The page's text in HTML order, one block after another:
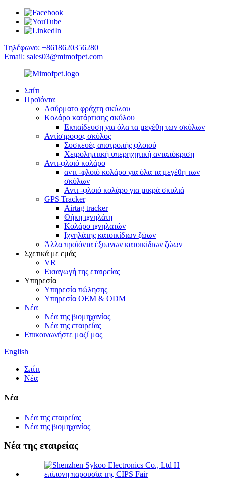
Τηλέφωνο: +8618620356280
Email: sales03@mimofpet.com
Σπίτι
Προϊόντα
Ασύρματο φράχτη σκύλου
Κολάρο κατάρτισης σκύλου
Εκπαίδευση για όλα τα μεγέθη των σκύλων
Αντίστροφος σκύλος
Συσκευές αποτροπής φλοιού
Χειροληπτική υπερηχητική ανταπόκριση
Αντι-φλοιό κολάρο
αντι -φλοιό κολάρο για όλα τα μεγέθη των
σκύλων
Αντι -φλοιό κολάρο για μικρά σκυλιά
GPS Tracker
Airtag tracker
Θήκη ιχνηλάτη
Κολάρο ιχνηλατών
Ιχνηλάτης κατοικίδιων ζώων
Άλλα προϊόντα έξυπνων κατοικίδιων ζώων
Σχετικά με εμάς
VR
Εισαγωγή της εταιρείας
Υπηρεσία
Υπηρεσία πώλησης
Υπηρεσία OEM & ODM
Νέα
Νέα της βιομηχανίας
Νέα της εταιρείας
Επικοινωνήστε μαζί μας
English
Σπίτι
Νέα
Νέα
Νέα της εταιρείας
Νέα της βιομηχανίας
Νέα της εταιρείας